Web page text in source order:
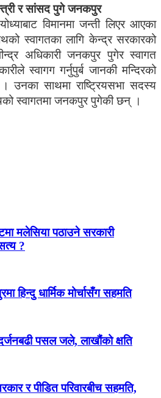
र सांसद पुगे जनकपुर
विमानमा जन्ती लिएर आएका
स्वागतका लागि केन्द्र सरकारको
अधिकारी जनकपुर पुगेर स्वागत
स्वागग गर्नुपुर्ब जानकी मन्दिरको
उनका साथमा राष्ट्रियसभा सदस्य
स्वागतमा जनकपुर पुगेकी छन् ।
मलेसिया पठाउने सरकारी
?
हिन्दु धार्मिक मोर्चासँग सहमति
पसल जले, लाखौंको क्षति
र पीडित परिवारबीच सहमति,